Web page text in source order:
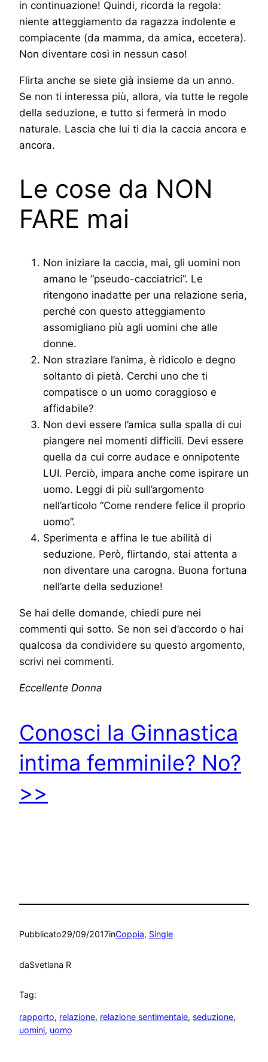
in continuazione! Quindi, ricorda la regola:
niente atteggiamento da ragazza indolente e
compiacente (da mamma, da amica, eccetera).
Non diventare così in nessun caso!
Flirta anche se siete già insieme da un anno.
Se non ti interessa più, allora, via tutte le regole
della seduzione, e tutto si fermerà in modo
naturale. Lascia che lui ti dia la caccia ancora e
ancora.
Le cose da NON
FARE mai
Non iniziare la caccia, mai, gli uomini non
amano le “pseudo-cacciatrici”. Le
ritengono inadatte per una relazione seria,
perché con questo atteggiamento
assomigliano più agli uomini che alle
donne.
Non straziare l’anima, è ridicolo e degno
soltanto di pietà. Cerchi uno che ti
compatisce o un uomo coraggioso e
affidabile?
Non devi essere l’amica sulla spalla di cui
piangere nei momenti difficili. Devi essere
quella da cui corre audace e onnipotente
LUI. Perciò, impara anche come ispirare un
uomo. Leggi di più sull’argomento
nell’articolo “Come rendere felice il proprio
uomo”.
Sperimenta e affina le tue abilità di
seduzione. Però, flirtando, stai attenta a
non diventare una carogna. Buona fortuna
nell’arte della seduzione!
Se hai delle domande, chiedi pure nei
commenti qui sotto. Se non sei d’accordo o hai
qualcosa da condividere su questo argomento,
scrivi nei commenti.
Eccellente Donna
Conosci la Ginnastica
intima femminile? No?
>>
Pubblicato29/09/2017inCoppia, Single
daSvetlana R
Tag:
rapporto, relazione, relazione sentimentale, seduzione
uomini, uomo